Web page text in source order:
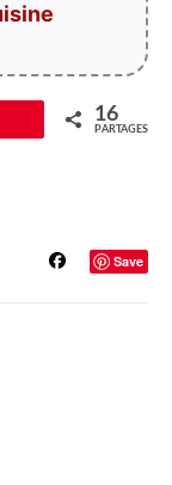
16
PARTAGES
Save